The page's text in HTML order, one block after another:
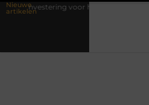
Nieuwe
artikelen
investering voor het leven